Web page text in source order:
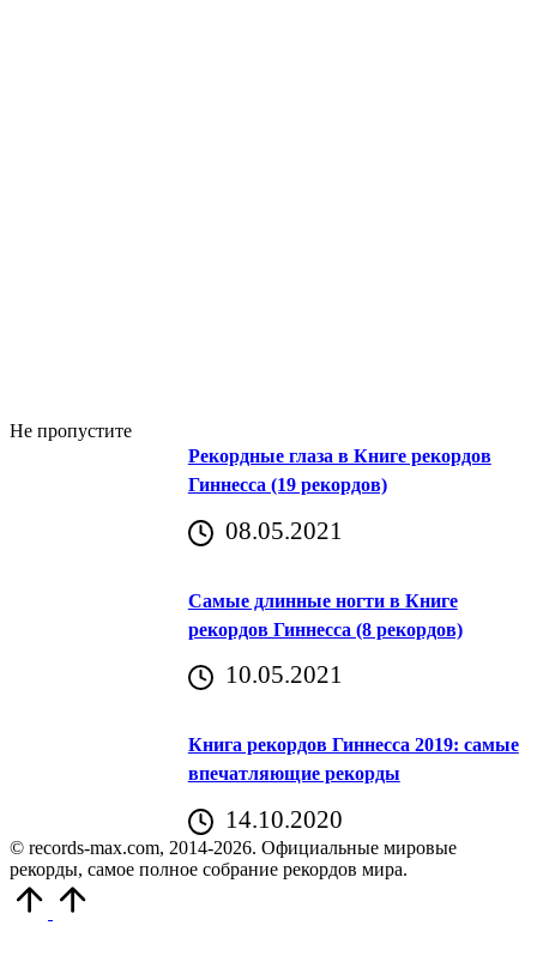
Не пропустите
Рекордные глаза в Книге рекордов
Гиннесса (19 рекордов)
08.05.2021
Самые длинные ногти в Книге
рекордов Гиннесса (8 рекордов)
10.05.2021
Книга рекордов Гиннесса 2019: самые
впечатляющие рекорды
14.10.2020
© records-max.com, 2014-2026. Официальные мировые
рекорды, самое полное собрание рекордов мира.